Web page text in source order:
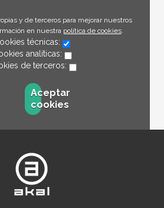
y de terceros para mejorar nuestros
en nuestra política de cookies.
técnicas:
analíticas:
de terceros:
Aceptar
cookies